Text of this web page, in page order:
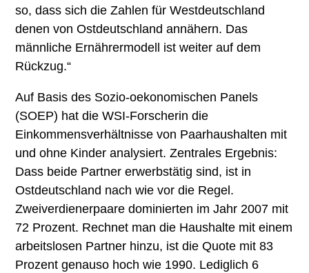
so, dass sich die Zahlen für Westdeutschland
denen von Ostdeutschland annähern. Das
männliche Ernährermodell ist weiter auf dem
Rückzug.“
Auf Basis des Sozio-oekonomischen Panels
(SOEP) hat die WSI-Forscherin die
Einkommensverhältnisse von Paarhaushalten mit
und ohne Kinder analysiert. Zentrales Ergebnis:
Dass beide Partner erwerbstätig sind, ist in
Ostdeutschland nach wie vor die Regel.
Zweiverdienerpaare dominierten im Jahr 2007 mit
72 Prozent. Rechnet man die Haushalte mit einem
arbeitslosen Partner hinzu, ist die Quote mit 83
Prozent genauso hoch wie 1990. Lediglich 6